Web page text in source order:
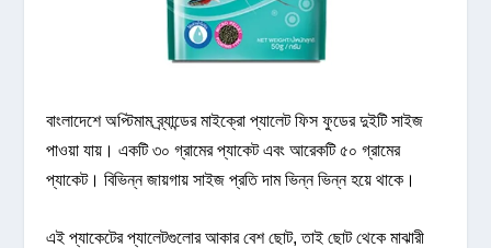
বাংলাদেশে অপ্টিমাম ব্র্যান্ডের মাইক্রো প্যালেট ফিস ফুডের দুইটি সাইজ
পাওয়া যায়। একটি ৩০ গ্রামের প্যাকেট এবং আরেকটি ৫০ গ্রামের
প্যাকেট। বিভিন্ন জায়গায় সাইজ প্রতি দাম ভিন্ন ভিন্ন হয়ে থাকে।
এই প্যাকেটের প্যালেটগুলোর আকার বেশ ছোট, তাই ছোট থেকে মাঝারী